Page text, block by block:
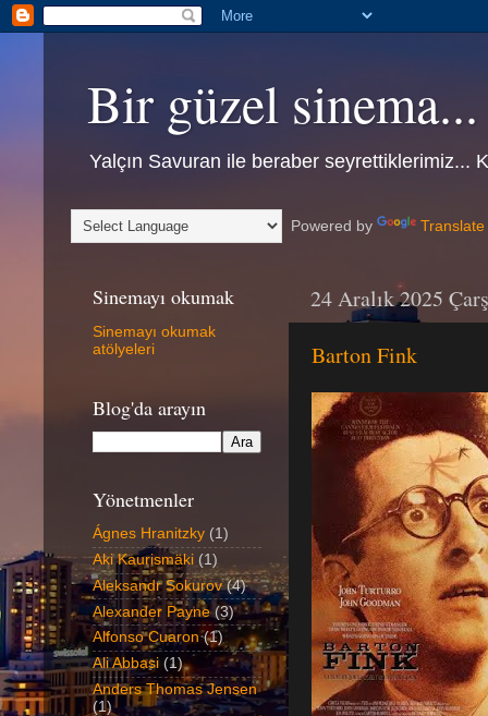
Bir güzel sinema...
Yalçın Savuran ile beraber seyrettiklerimiz...
Powered by Translate
24 Aralık 2025
Barton Fink
Sinemayı okumak
Sinemayı okumak
atölyeleri
Blog'da arayın
Yönetmenler
Ágnes Hranitzky (1)
Aki Kaurismäki (1)
Aleksandr Sokurov (4)
Alexander Payne (3)
Alfonso Cuaron (1)
Ali Abbasi (1)
Anders Thomas Jensen
(1)